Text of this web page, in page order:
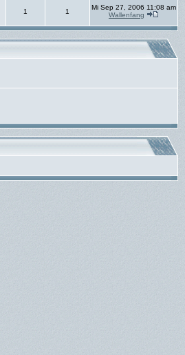
1 1
Mi Sep 27, 2006 11:08 am
Wallenfang